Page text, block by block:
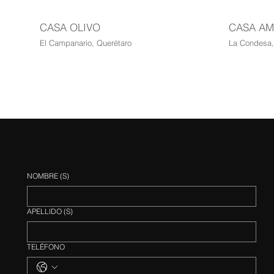
CASA OLIVO
El Campanario, Querétaro
CASA
La
NOMBRE (S)
APELLIDO (S)
TELÉFONO